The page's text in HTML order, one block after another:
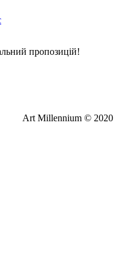
пропозицій!
Art Millennium © 2020